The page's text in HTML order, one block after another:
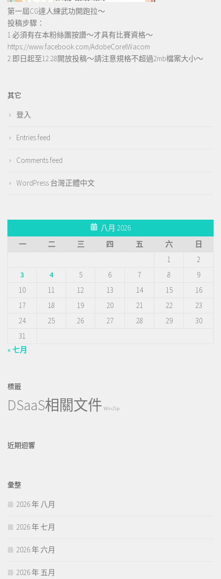
第一屆CG達人練武功開跑拉～
投稿步驟：
1.必須有在本粉絲團按讚～才具有比賽資格～
https://www.facebook.com/AdobeCorelWacom
2.即日起至12.28開放投稿～請注意規格不超過2mb檔案大小～
其它
登入
Entries feed
Comments feed
WordPress 台灣正體中文
八月 2026
一
二 三 四 五 六
日
1
2
3
4 5 6 7 8
9
10
11 12 13 14 15
16
17
18 19 20 21 22
23
24
25 26 27 28 29
30
31
« 七月
標籤
DSaaS相關文件 WinZip
近期迴響
彙整
2026 年 八月
2026 年 七月
2026 年 六月
2026 年 五月